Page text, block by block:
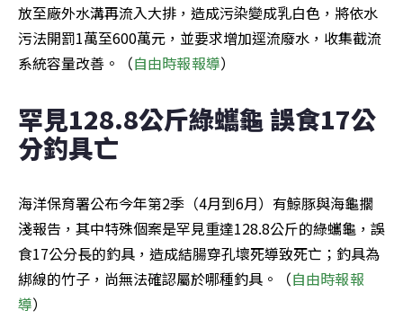
放至廠外水溝再流入大排，造成污染變成乳白色，將依水
污法開罰1萬至600萬元，並要求增加逕流廢水，收集截流
系統容量改善。（自由時報報導）
罕見128.8公斤綠蠵龜 誤食17公
分釣具亡
海洋保育署公布今年第2季（4月到6月）有鯨豚與海龜擱
淺報告，其中特殊個案是罕見重達128.8公斤的綠蠵龜，誤
食17公分長的釣具，造成結腸穿孔壞死導致死亡；釣具為
綁線的竹子，尚無法確認屬於哪種釣具。（自由時報報
導）